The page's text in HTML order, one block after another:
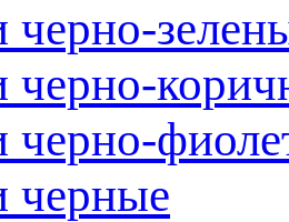
черно-
черно-
черно-
черные